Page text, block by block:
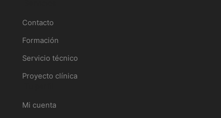
Contacto
Formación
Servicio técnico
Proyecto clínica
Mi cuenta